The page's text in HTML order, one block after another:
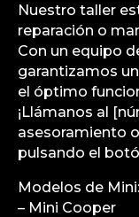
Nuestro taller
reparación o
Con un equipo
garantizamos
el óptimo
¡Llámanos al
asesoramiento
pulsando el
Modelos de Mini:
– Mini Cooper